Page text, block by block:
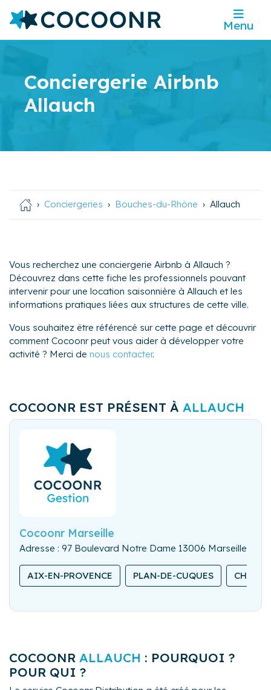
Menu
Conciergerie Airbnb
Allauch
Conciergeries Bouches-du-Rhône Allauch
Vous recherchez une conciergerie Airbnb à Allauch ?
Découvrez dans cette fiche les professionnels pouvant
intervenir pour une location saisonnière à Allauch et les
informations pratiques liées aux structures de cette ville.
Vous souhaitez être référencé sur cette page et découvrir
comment Cocoonr peut vous aider à développer votre
activité ? Merci de nous contacter.
COCOONR EST PRÉSENT À ALLAUCH
Cocoonr Marseille
Adresse : 97 Boulevard Notre Dame 13006 Marseille
AIX-EN-PROVENCE PLAN-DE-CUQUES
COCOONR ALLAUCH : POURQUOI ?
POUR QUI ?